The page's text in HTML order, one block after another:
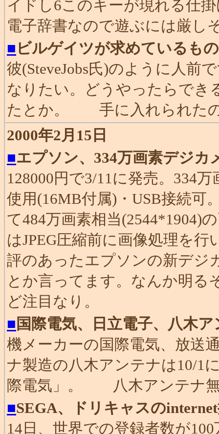
イドし6このキーが現れる
電子辞書なので遊ぶには厳し
■ ビルゲイツが求めているもの
彼(SteveJobs氏)のように人前
なりたい。どうやったらでき
たとか。 手に入れられたの
2000年2月15日
■エプソン、334万画素デジカ
128000円で3/11に発売。334
使用(16MB付属)・USB接続
て484万画素相当(2544*1904)
はJPEG圧縮前に画像処理を
評のあったエプソンの新デジ
とか言ってます。なんか明る
ど注目なり。
■ 国際電気、日立電子、八木
機メーカーの国際電気、放送
ナ製造の八木アンテナは10/1
際電気」。 八木アンテナ
■SEGA、ドリキャスの
14日、世界での登録者数が